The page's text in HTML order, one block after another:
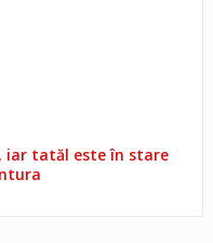
iar tatăl este în stare